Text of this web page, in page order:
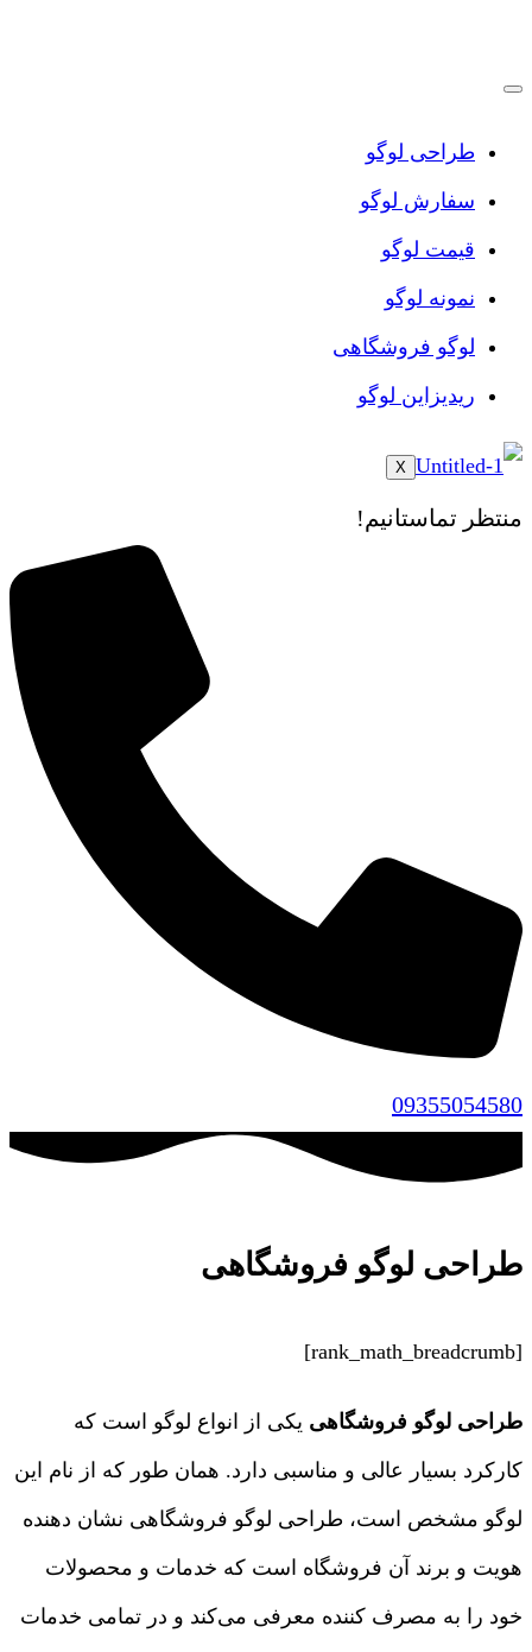
طراحی لوگو
سفارش لوگو
قیمت لوگو
نمونه لوگو
لوگو فروشگاهی
ریدیزاین لوگو
X
منتظر تماستانیم!
09355054580
طراحی لوگو فروشگاهی
[rank_math_breadcrumb]
طراحی لوگو فروشگاهی یکی از انواع لوگو است که
کارکرد بسیار عالی و مناسبی دارد. همان طور که از نام این
لوگو مشخص است، طراحی لوگو فروشگاهی نشان دهنده
هویت و برند آن فروشگاه است که خدمات و محصولات
خود را به مصرف کننده معرفی می‌کند و در تمامی خدمات